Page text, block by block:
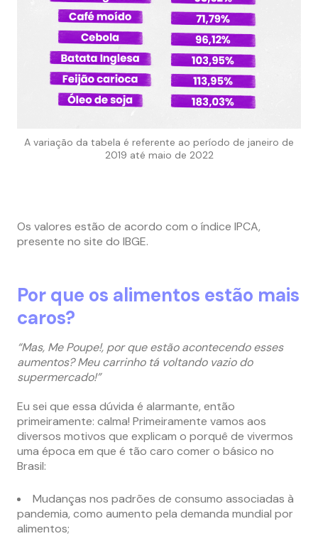
A variação da tabela é referente ao período de janeiro de
2019 até maio de 2022
Os valores estão de acordo com o índice IPCA,
presente no site do IBGE.
Por que os alimentos estão mais
caros?
“Mas, Me Poupe!, por que estão acontecendo esses
aumentos? Meu carrinho tá voltando vazio do
supermercado!”
Eu sei que essa dúvida é alarmante, então
primeiramente: calma! Primeiramente vamos aos
diversos motivos que explicam o porquê de vivermos
uma época em que é tão caro comer o básico no
Brasil:
Mudanças nos padrões de consumo associadas à
pandemia, como aumento pela demanda mundial por
alimentos;